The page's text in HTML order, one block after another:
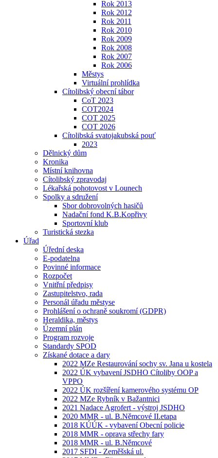
Rok 2013
Rok 2012
Rok 2011
Rok 2010
Rok 2009
Rok 2008
Rok 2007
Rok 2006
Městys
Virtuální prohlídka
Cítolibský obecní tábor
CoT 2023
COT2024
COT 2025
COT 2026
Cítolibská svatojakubská pouť
2023
Dělnický dům
Kronika
Místní knihovna
Cítolibský zpravodaj
Lékařská pohotovost v Lounech
Spolky a sdružení
Sbor dobrovolných hasičů
Nadační fond K.B.Kopřivy
Sportovní klub
Turistická stezka
Úřad
Úřední deska
E-podatelna
Povinné informace
Rozpočet
Vnitřní předpisy
Zastupitelstvo, rada
Personál úřadu městyse
Prohlášení o ochraně soukromí (GDPR)
Heraldika, městys
Územní plán
Program rozvoje
Standardy SPOD
Získané dotace a dary
2022 MZe Restaurování sochy sv. Jana u kostela
2022 ÚK vybavení JSDHO Cítoliby OOP a
VPPO
2022 ÚK rozšíření kamerového systému OP
2022 MZe Rybník v Bažantnici
2021 Nadace Agrofert - výstroj JSDHO
2020 MMR - ul. B.Němcové II.etapa
2018 KÚÚK - vybavení Obecní policie
2018 MMR - oprava střechy fary
2018 MMR - ul. B.Němcové
2017 SFDI - Zeměšská ul.